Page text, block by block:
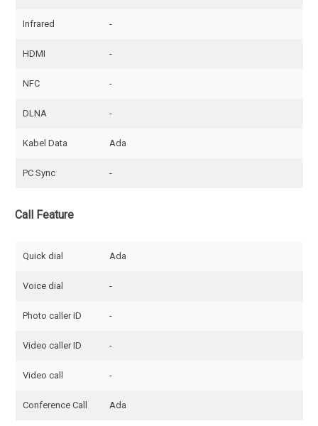
Infrared -
HDMI -
NFC -
DLNA -
Kabel Data Ada
PC Sync -
Call Feature
Quick dial Ada
Voice dial -
Photo caller ID -
Video caller ID -
Video call -
Conference Call Ada